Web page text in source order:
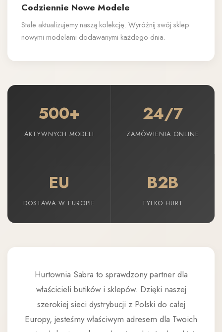
Codziennie Nowe Modele
Stale aktualizujemy naszą kolekcję. Wyróżnij swój sklep
nowymi modelami dodawanymi każdego dnia.
500+
AKTYWNYCH MODELI
24/7
ZAMÓWIENIA ONLINE
EU
DOSTAWA W EUROPIE
B2B
TYLKO HURT
Hurtownia Sabra to sprawdzony partner dla
właścicieli butików i sklepów. Dzięki naszej
szerokiej sieci dystrybucji z Polski do całej
Europy, jesteśmy właściwym adresem dla Twoich